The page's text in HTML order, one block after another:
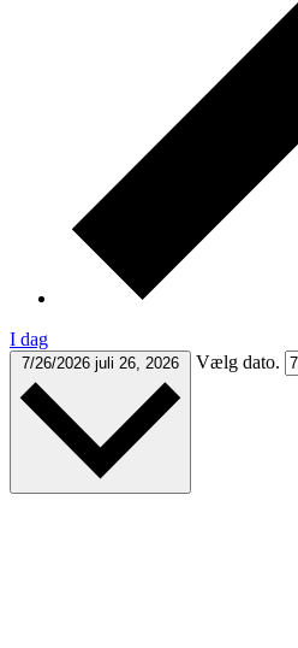
I dag
7/26/2026 juli 26, 2026 Vælg dato.